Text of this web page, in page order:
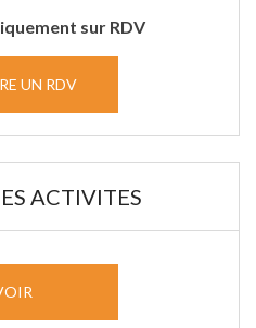
sur RDV
UN RDV
ACTIVITES